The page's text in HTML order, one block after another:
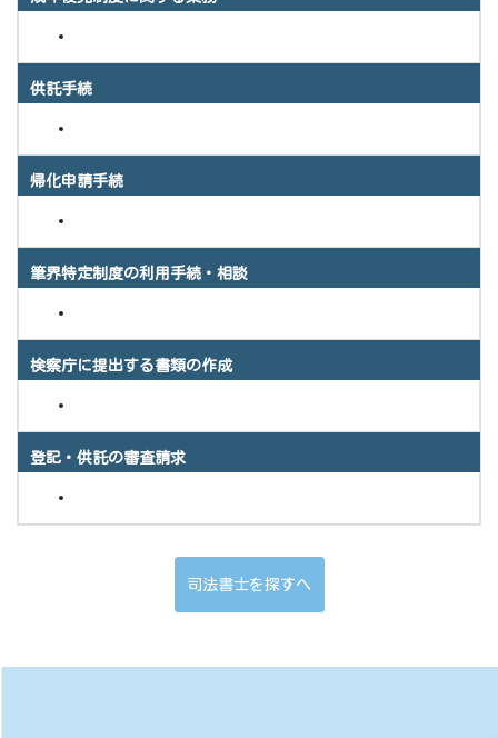
供託手続
帰化申請手続
筆界特定制度の利用手続・相談
検察庁に提出する書類の作成
登記・供託の審査請求
司法書士を探すへ